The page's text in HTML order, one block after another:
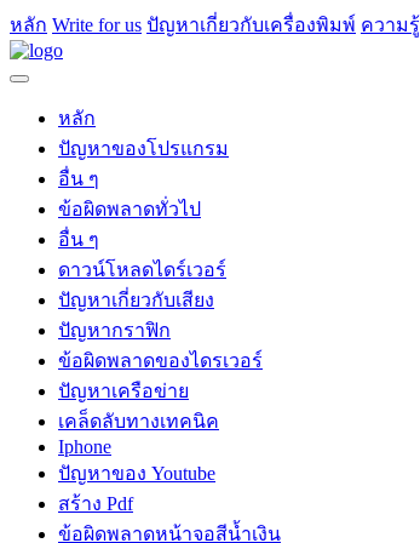
หลัก Write for us ปัญหาเกี่ยวกับเครื่องพิมพ์ ความรู้
หลัก
ปัญหาของโปรแกรม
อื่น ๆ
ข้อผิดพลาดทั่วไป
อื่น ๆ
ดาวน์โหลดไดร์เวอร์
ปัญหาเกี่ยวกับเสียง
ปัญหากราฟิก
ข้อผิดพลาดของไดรเวอร์
ปัญหาเครือข่าย
เคล็ดลับทางเทคนิค
Iphone
ปัญหาของ Youtube
สร้าง Pdf
ข้อผิดพลาดหน้าจอสีน้ำเงิน